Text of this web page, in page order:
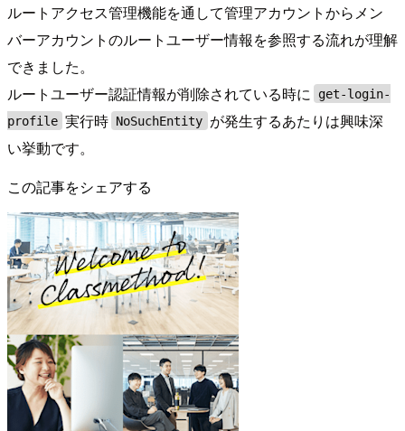
ルートアクセス管理機能を通して管理アカウントからメン
バーアカウントのルートユーザー情報を参照する流れが理解
できました。
ルートユーザー認証情報が削除されている時に
get-login-
profile 実行時 NoSuchEntity が発生するあたりは興味深
い挙動です。
この記事をシェアする